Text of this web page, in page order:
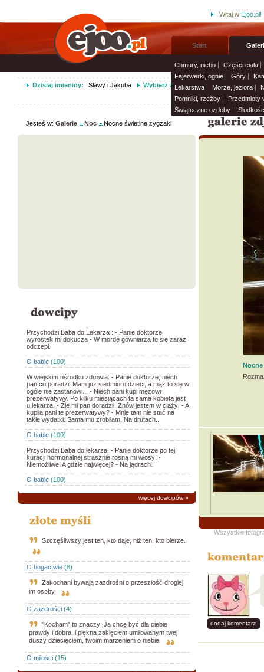
Witaj w Ejoo.pl!
Start
Chmury, niebo
Części ciała
Fajerwerki, ognie
Góry
Lekarstwa
Morze, jeziora
Pomniki, rzeźby
Przedmioty
Świąteczne ozdoby
Dzisiaj imieniny: Sławy i Jakuba Wybierz życzenia imieninowe i wyślij
Jesteś w:Galerie Noc Nocne świetlne zygzaki
Przychodzi Baba do Lekarza : - Panie doktorze
wyrostek mi dokucza - W mordę gówniarza to się zaraz
odczepi.
O babie (100)
W wiejskim ośrodku zdrowia: - Panie doktorze, niech
pan co poradzi. Mam już siedmioro dzieci, a mąż to się w
ogóle nie zastanowi... - Niech pani kupi mężowi
prezerwatywy. Po kilku miesiącach ta sama kobieta jest
u lekarza. - Źle mi pan doradził. Znów jestem w ciąży! - A
kupiła pani te prezerwatywy? - Mnie tam nie stać na
takie wydatki. Sama mu zrobiłam. Na drutach...
O babie (100)
Przychodzi Baba do lekarza: - Panie doktorze po tej
kuracji hormonalnej strasznie rosną mi włosy! -
Niemożliwe! A gdzie najwięcej? - Na jądrach.
O babie (100)
więcej dowcipów»
Szczęśliwszy jest ten, kto daje, niż ten, kto bierze.
O bogactwie (8)
Zakochani bywają zazdrośni o przeszłość drogiej
im osoby.
O zazdrości (4)
"Kocham" to znaczy: Ja chcę być dla ciebie
prawdy i dobra, i piękna zaklęciem umiłowanym twej
duszy dziecięciem, twoim marzeniem o niebie.
O miłości (15)
Wszystkie
dodaj komentarz